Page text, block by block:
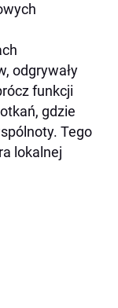
odgrywały
funkcji
gdzie
Tego
lokalnej